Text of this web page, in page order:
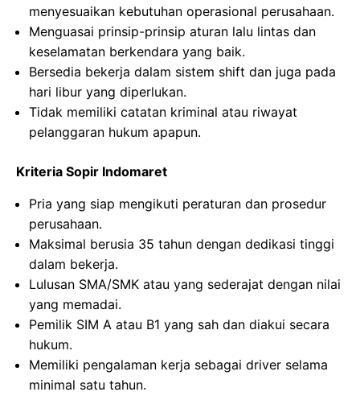
menyesuaikan kebutuhan operasional perusahaan.
Menguasai prinsip-prinsip aturan lalu lintas dan
keselamatan berkendara yang baik.
Bersedia bekerja dalam sistem shift dan juga pada
hari libur yang diperlukan.
Tidak memiliki catatan kriminal atau riwayat
pelanggaran hukum apapun.
Kriteria Sopir Indomaret
Pria yang siap mengikuti peraturan dan prosedur
perusahaan.
Maksimal berusia 35 tahun dengan dedikasi tinggi
dalam bekerja.
Lulusan SMA/SMK atau yang sederajat dengan nilai
yang memadai.
Pemilik SIM A atau B1 yang sah dan diakui secara
hukum.
Memiliki pengalaman kerja sebagai driver selama
minimal satu tahun.